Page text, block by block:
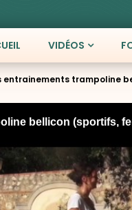
VIDÉOS
entrainements trampoline